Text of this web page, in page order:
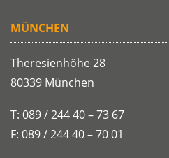
MÜNCHEN
Theresienhöhe 28
80339 München
T: 089 / 244 40 – 73 67
F: 089 / 244 40 – 70 01